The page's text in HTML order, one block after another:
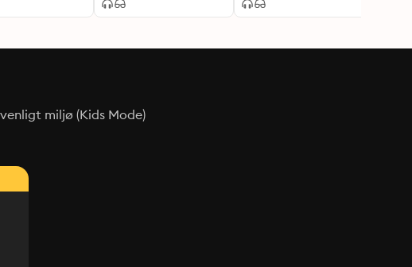
miljø (Kids Mode)